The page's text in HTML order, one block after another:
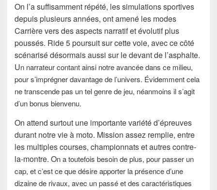
On l’a suffisamment répété, les simulations sportives
depuis plusieurs années, ont amené les modes
Carrière vers des aspects narratif et évolutif plus
poussés. Ride 5 poursuit sur cette voie, avec ce côté
scénarisé désormais aussi sur le devant de l’asphalte.
Un narrateur contant ainsi notre avancée dans ce milieu,
pour s’imprégner davantage de l’univers. Évidemment cela
ne transcende pas un tel genre de jeu, néanmoins il s’agit
d’un bonus bienvenu.
On attend surtout une importante variété d’épreuves
durant notre vie à moto. Mission assez remplie, entre
les multiples courses, championnats et autres contre-
la-montre. On a toutefois besoin de plus, pour passer un
cap, et c’est ce que désire apporter la présence d’une
dizaine de rivaux, avec un passé et des caractéristiques